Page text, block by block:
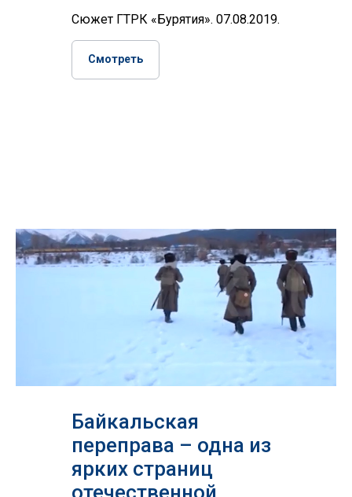
Сюжет ГТРК «Бурятия». 07.08.2019.
Смотреть
Байкальская
переправа – одна из
ярких страниц